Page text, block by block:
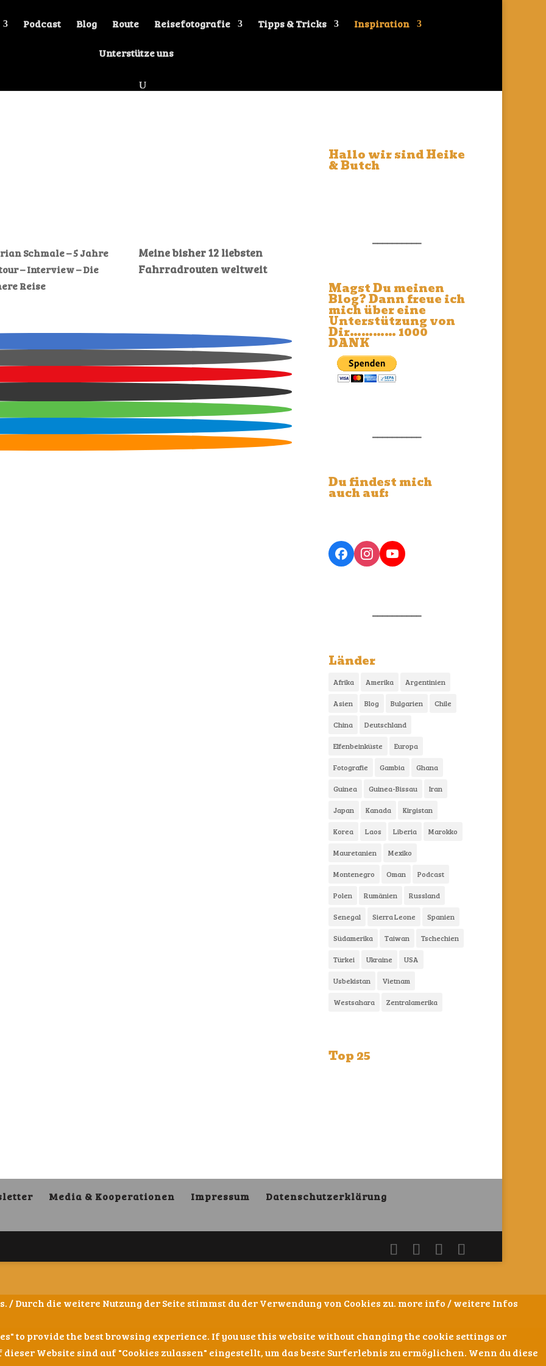
Podcast Blog Route Reisefotografie Tipps & Tricks Inspiration
Unterstütze uns
Schmale – 5 Jahre
– Interview – Die
Reise
Meine bisher 12 liebsten
Fahrradrouten weltweit
Hallo wir sind Heike
& Butch
Magst Du meinen
Blog? Dann freue ich
mich über eine
Unterstützung von
Dir………… 1000
DANK
Du findest mich
auch auf:
Länder
Afrika Amerika Argentinien
Asien Blog Bulgarien Chile
China Deutschland
Elfenbeinküste Europa
Fotografie Gambia Ghana
Guinea Guinea-Bissau Iran
Japan Kanada Kirgistan
Korea Laos Liberia Marokko
Mauretanien Mexiko
Montenegro Oman Podcast
Polen Rumänien Russland
Senegal Sierra Leone Spanien
Südamerika Taiwan Tschechien
Türkei Ukraine USA
Usbekistan Vietnam
Westsahara Zentralamerika
Top 25
Media & Kooperationen Impressum Datenschutzerklärung
/ Durch die weitere Nutzung der Seite stimmst du der Verwendung von Cookies zu. more info / weitere Infos
to provide the best browsing experience. If you use this website without changing the cookie settings or
Website sind auf "Cookies zulassen" eingestellt, um das beste Surferlebnis zu ermöglichen. Wenn du diese